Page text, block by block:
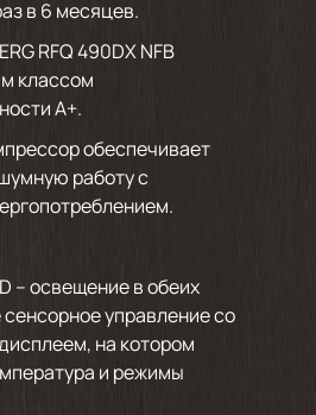
в 6 месяцев.
RFQ 490DX NFB
классом
А+.
обеспечивает
работу с
– освещение в обеих
управление со
на котором
и режимы